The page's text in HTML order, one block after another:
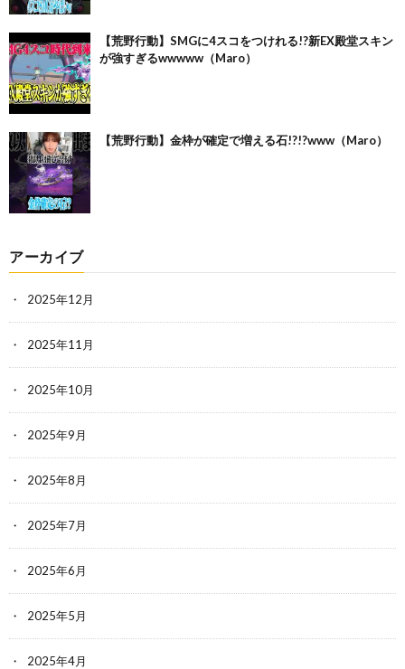
【荒野行動】SMGに4スコをつけれる!?新EX殿堂スキン
が強すぎるwwwww（Maro）
【荒野行動】金枠が確定で増える石!?!?www（Maro）
アーカイブ
2025年12月
2025年11月
2025年10月
2025年9月
2025年8月
2025年7月
2025年6月
2025年5月
2025年4月